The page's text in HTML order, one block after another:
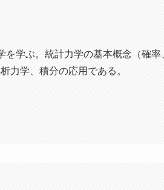
学ぶ。統計力学の基本概念（確率
力学、積分の応用である。